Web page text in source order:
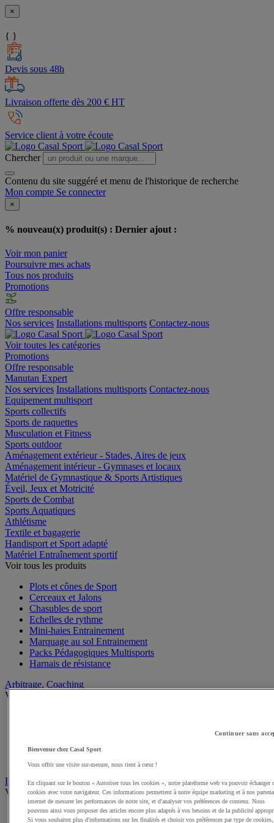
×
{ }
Devis sous 48h
Livraison offerte dès 200 € HT
Service client à votre écoute
Chercher
Contenu du site suggéré et menu de l'historique de recherche
Mon compte Se connecter
×
% nouveau(x) produit(s) : Dernier ajout :
Voir mon panier
Poursuivre mes achats
Tous nos produits
Promotions
Offre responsable
Nos services Installations multisports Contactez-nous
Voir toutes les catégories
Promotions
Offre responsable
Manutan Expert
Nos services Installations multisports Contactez-nous
Equipement multisport
Sports collectifs
Sports de raquettes
Musculation et Fitness
Sports outdoor
Aménagement extérieur - Stades, Aires de jeux
Aménagement intérieur - Gymnases et locaux
Matériel de Gymnastique & Sports Artistiques
Éveil, Jeux et Motricité
Sports de Combat
Sports Aquatiques
Athlétisme
Textile et bagagerie
Handisport et Sport adapté
Matériel Entraînement sportif
Voir tous les produits
Plots et cônes de Sport
Cerceaux et Jalons
Chasubles de sport
Echelles de rythme
Mini-haies Entrainement
Marquage au sol Entrainement
Packs Pédagogiques Multisports
Harnais de résistance
Arbitrage, Coaching
Voir tous les produits
Brassards de sport
Cartons, plaquettes et accessoires arbitre
Récompenses sportives
Voir tous les produits
Coupes et trophées sportifs
Continuer sans
Bienvenue chez Casal Sport
Vous offrir une visite sur-mesure, nous tient à cœur !
En cliquant sur le bouton « Autoriser tous les cookies », notre plateforme web va pouvoir échanger
cookies avec votre navigateur. Ces informations permettent à notre équipe marketing et à nos
internet de mesurer les performances de notre site, et d'analyser vos préférences de contenu. Nous
pouvons ainsi vous proposer des articles encore plus adaptés à vos besoins et de la publicité
Si vous souhaitez plus d'informations sur les finalités et choisir vos préférences par type de cookies,